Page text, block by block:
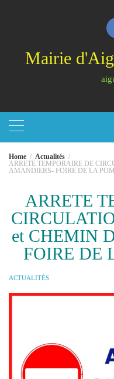
Mairie
Home
Actualités
ARRETE TEMPORAIRE DE
AMANDIERS- FOIRE DE LA
ARRETE
et CHEMIN
FOIRE DE
ACTUALITÉS